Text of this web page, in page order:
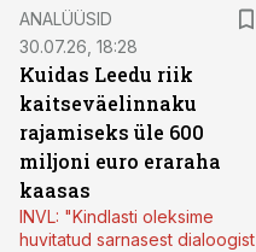
ANALÜÜSID
30.07.26, 18:28
Kuidas Leedu riik
kaitseväelinnaku
rajamiseks üle 600
miljoni euro eraraha
kaasas
INVL: "Kindlasti oleksime
huvitatud sarnasest dialoogist